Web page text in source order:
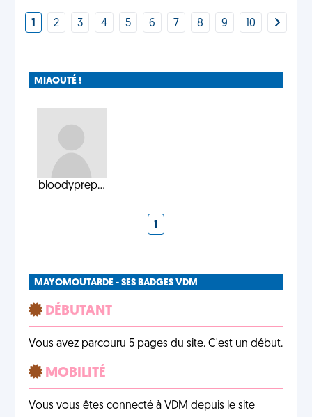
1 2 3 4 5 6 7 8 9 10
MIAOUTÉ !
bloodyprep...
1
MAYOMOUTARDE - SES BADGES VDM
DÉBUTANT
Vous avez parcouru 5 pages du site. C'est un début.
MOBILITÉ
Vous vous êtes connecté à VDM depuis le site